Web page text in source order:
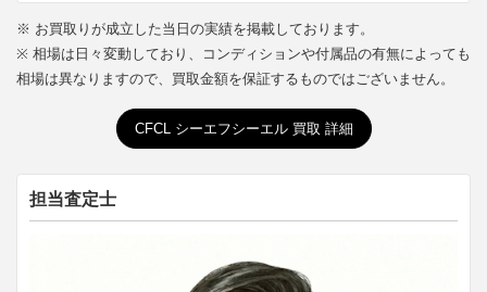
※ お買取りが成立した当日の実績を掲載しております。
※ 相場は日々変動しており、コンディションや付属品の有無によっても
相場は異なりますので、買取金額を保証するものではございません。
CFCL シーエフシーエル 買取 詳細
担当査定士